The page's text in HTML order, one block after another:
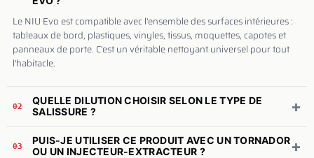
Le NIU Evo est compatible avec l'ensemble des surfaces intérieures :
tableaux de bord, plastiques, vinyles, tissus, moquettes, capotes et
panneaux de porte. C'est un véritable nettoyant universel pour tout
l'habitacle.
02
QUELLE DILUTION CHOISIR SELON LE TYPE DE
SALISSURE ?
+
03
PUIS-JE UTILISER CE PRODUIT AVEC UN TORNADOR
OU UN INJECTEUR-EXTRACTEUR ?
+